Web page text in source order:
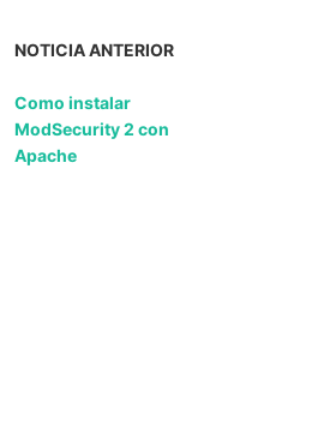
NOTICIA ANTERIOR
Como instalar
ModSecurity 2 con
Apache